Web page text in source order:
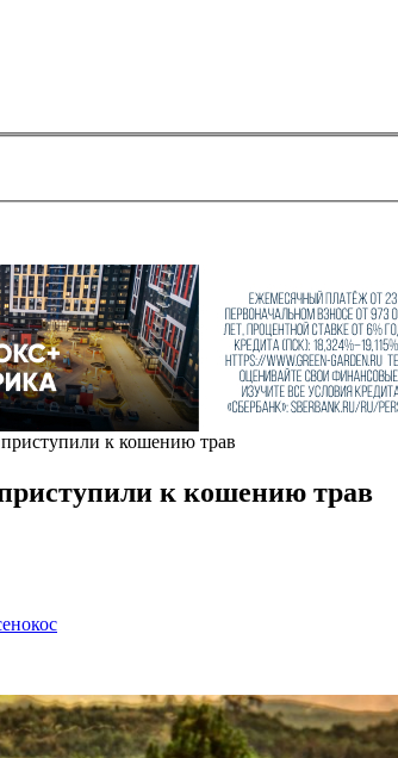
приступили к кошению трав
к кошению трав